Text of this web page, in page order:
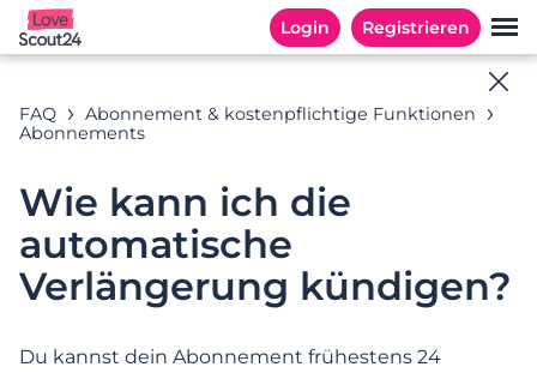
Login Registrieren
Online-Hilfe
Suchbeispiele: « Abonnement », «E-Mail Adresse », «
Registrierung »
FAQ
Abonnement & kostenpflichtige Funktionen
Abonnements
Wie kann ich die
automatische
Verlängerung kündigen?
Du kannst dein Abonnement frühestens 24